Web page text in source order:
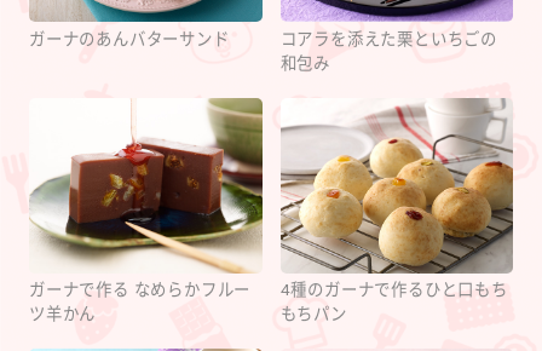
ガーナのあんバターサンド
コアラを添えた栗といちごの
和包み
ガーナで作る なめらかフルー
ツ羊かん
4種のガーナで作るひと口もち
もちパン